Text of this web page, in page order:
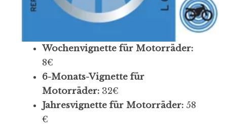
Wochenvignette für Motorräder:
8€
6-Monats-Vignette für
Motorräder: 32€
Jahresvignette für Motorräder: 58
€